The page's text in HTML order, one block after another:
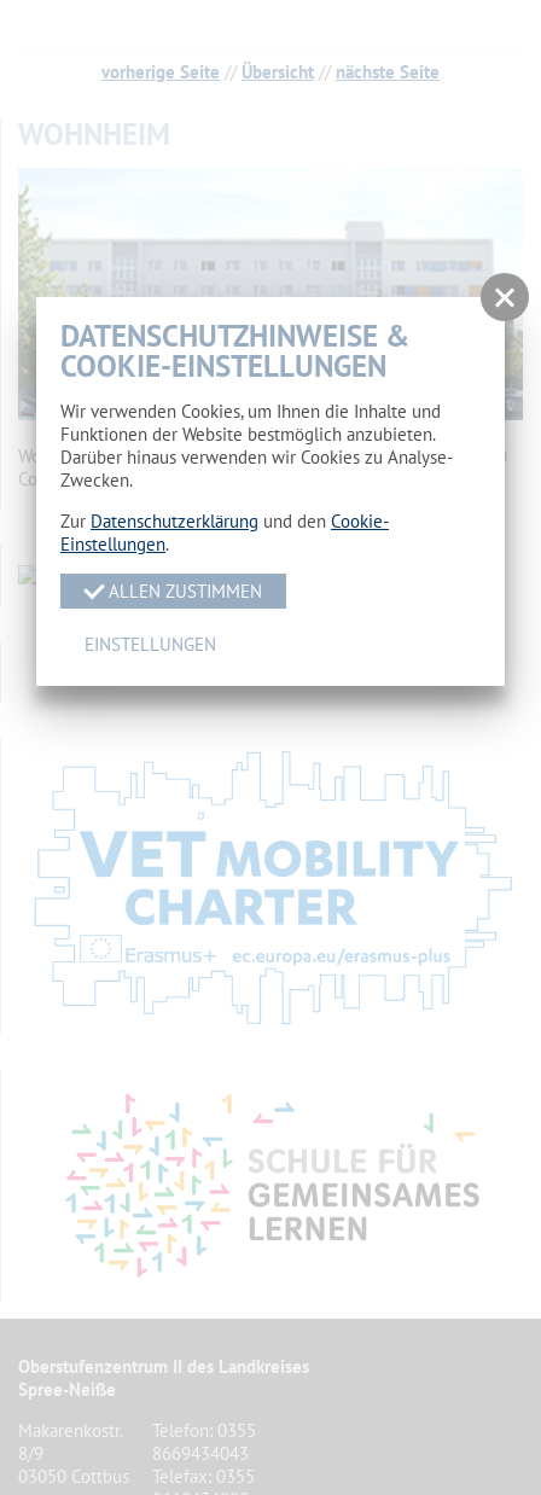
vorherige Seite // Übersicht // nächste Seite
WOHNHEIM
Wohnheim des Landkreises Spree-Neiße Makarenkostr. 5, 03050
Cottbusmehr…
Oberstufenzentrum II des Landkreises
Spree-Neiße
Makarenkostr.
8/9
03050 Cottbus
Telefon: 0355
8669434043
Telefax: 0355
DATENSCHUTZHINWEISE &
COOKIE-EINSTELLUNGEN
Wir verwenden Cookies, um Ihnen die Inhalte und
Funktionen der Website bestmöglich anzubieten.
Darüber hinaus verwenden wir Cookies zu Analyse-
Zwecken.
Zur Datenschutzerklärung und den Cookie-
Einstellungen.
ALLEN ZUSTIMMEN
EINSTELLUNGEN